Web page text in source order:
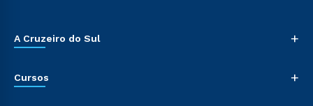
A Cruzeiro do Sul +
Cursos +